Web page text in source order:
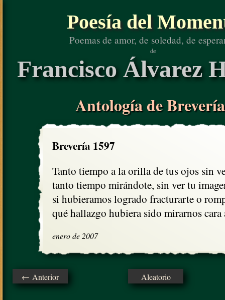
Poesía del
Poemas de amor, de soledad, de
de
Francisco Álvarez
Antología de
Brevería 1597
Tanto tiempo a la orilla de tus ojos sin
tanto tiempo mirándote, sin ver tu
si hubieramos logrado fracturarte o
qué hallazgo hubiera sido mirarnos cara
enero de 2007
← Anterior Aleatorio